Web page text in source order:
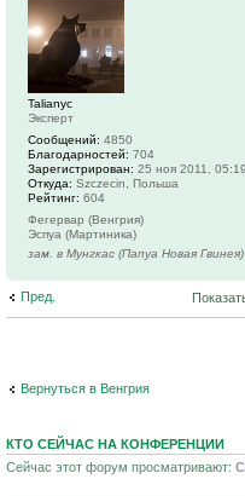
Talianyc
Эксперт
Сообщений: 4850
Благодарностей: 704
Зарегистрирован: 25 ноя 2011, 05:19
Откуда: Szczecin, Польша
Рейтинг: 604
Фегервар (Венгрия)
Эспуа (Мартиника)
зам. в Мунгкас (Папуа Новая Гвинея)
Пред.
Вернуться в Венгрия
КТО СЕЙЧАС НА КОНФЕРЕНЦИИ
Сейчас этот форум просматривают: